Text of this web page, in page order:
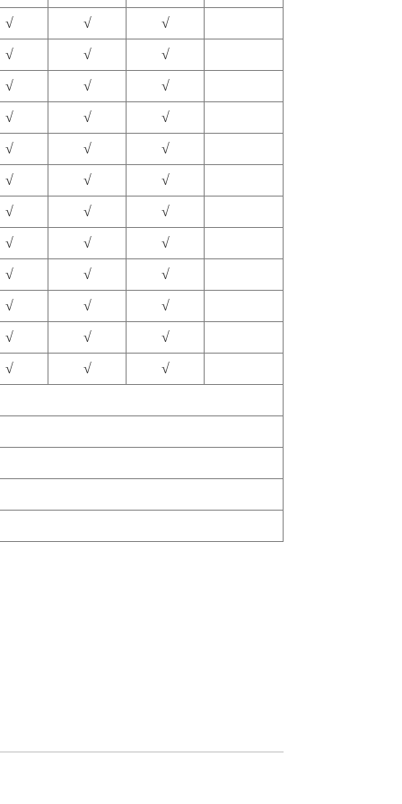
√ √
√
√ √
√
√ √
√
√ √
√
√ √
√
√ √
√
√ √
√
√ √
√
√ √
√
√ √
√
√ √
√
√ √
√